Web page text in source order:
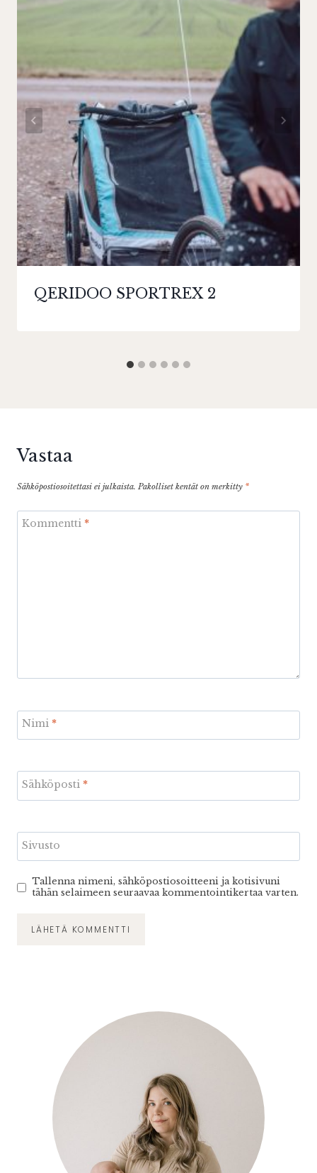
QERIDOO SPORTREX 2
Vastaa
Sähköpostiosoitettasi ei julkaista. Pakolliset kentät on merkitty *
Kommentti *
Nimi *
Sähköposti *
Sivusto
Tallenna nimeni, sähköpostiosoitteeni ja kotisivuni
tähän selaimeen seuraavaa kommentointikertaa varten.